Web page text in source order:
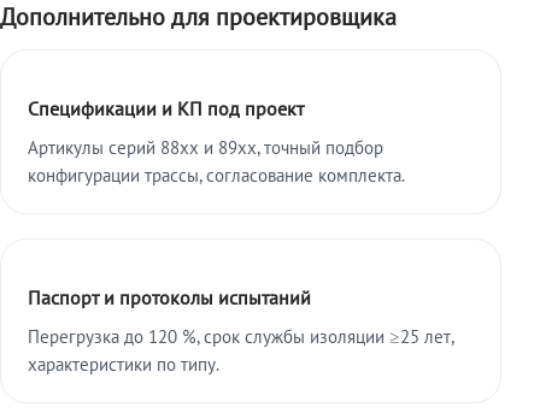
Дополнительно для проектировщика
Спецификации и КП под проект
Артикулы серий 88xx и 89xx, точный подбор
конфигурации трассы, согласование комплекта.
Паспорт и протоколы испытаний
Перегрузка до 120 %, срок службы изоляции ≥25 лет,
характеристики по типу.